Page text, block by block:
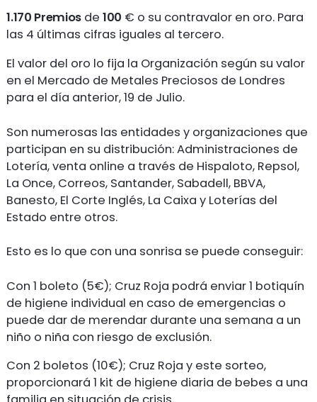
1.170 Premios de100 € o su contravalor en oro. Para
las 4 últimas cifras iguales al tercero.
El valor del oro lo fija la Organización según su valor
en el Mercado de Metales Preciosos de Londres
para el día anterior, 19 de Julio.
Son numerosas las entidades y organizaciones que
participan en su distribución: Administraciones de
Lotería, venta online a través de Hispaloto, Repsol,
La Once, Correos, Santander, Sabadell, BBVA,
Banesto, El Corte Inglés, La Caixa y Loterías del
Estado entre otros.
Esto es lo que con una sonrisa se puede conseguir:
Con 1 boleto (5€); Cruz Roja podrá enviar 1 botiquín
de higiene individual en caso de emergencias o
puede dar de merendar durante una semana a un
niño o niña con riesgo de exclusión.
Con 2 boletos (10€); Cruz Roja y este sorteo,
proporcionará 1 kit de higiene diaria de bebes a una